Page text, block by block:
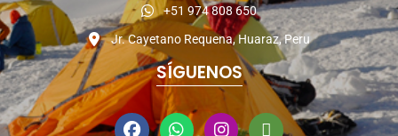
+51 974 808 650
Jr. Cayetano Requena, Huaraz, Peru
SÍGUENOS